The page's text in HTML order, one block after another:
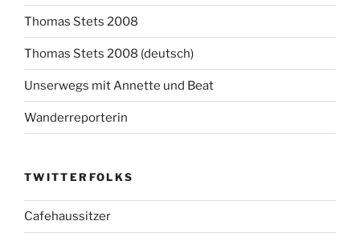
Thomas Stets 2008
Thomas Stets 2008 (deutsch)
Unserwegs mit Annette und Beat
Wanderreporterin
TWITTERFOLKS
Cafehaussitzer